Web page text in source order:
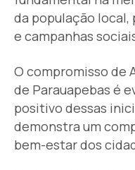
da população local,
e campanhas
O compromisso de
de Parauapebas é
positivo dessas
demonstra um
bem-estar dos